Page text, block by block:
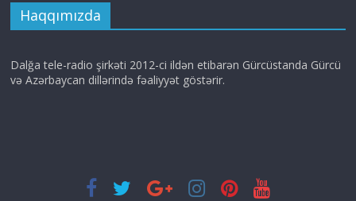
Haqqımızda
Dalğa tele-radio şirkəti 2012-ci ildən etibarən Gürcüstanda Gürcü
və Azərbaycan dillərində fəaliyyət göstərir.